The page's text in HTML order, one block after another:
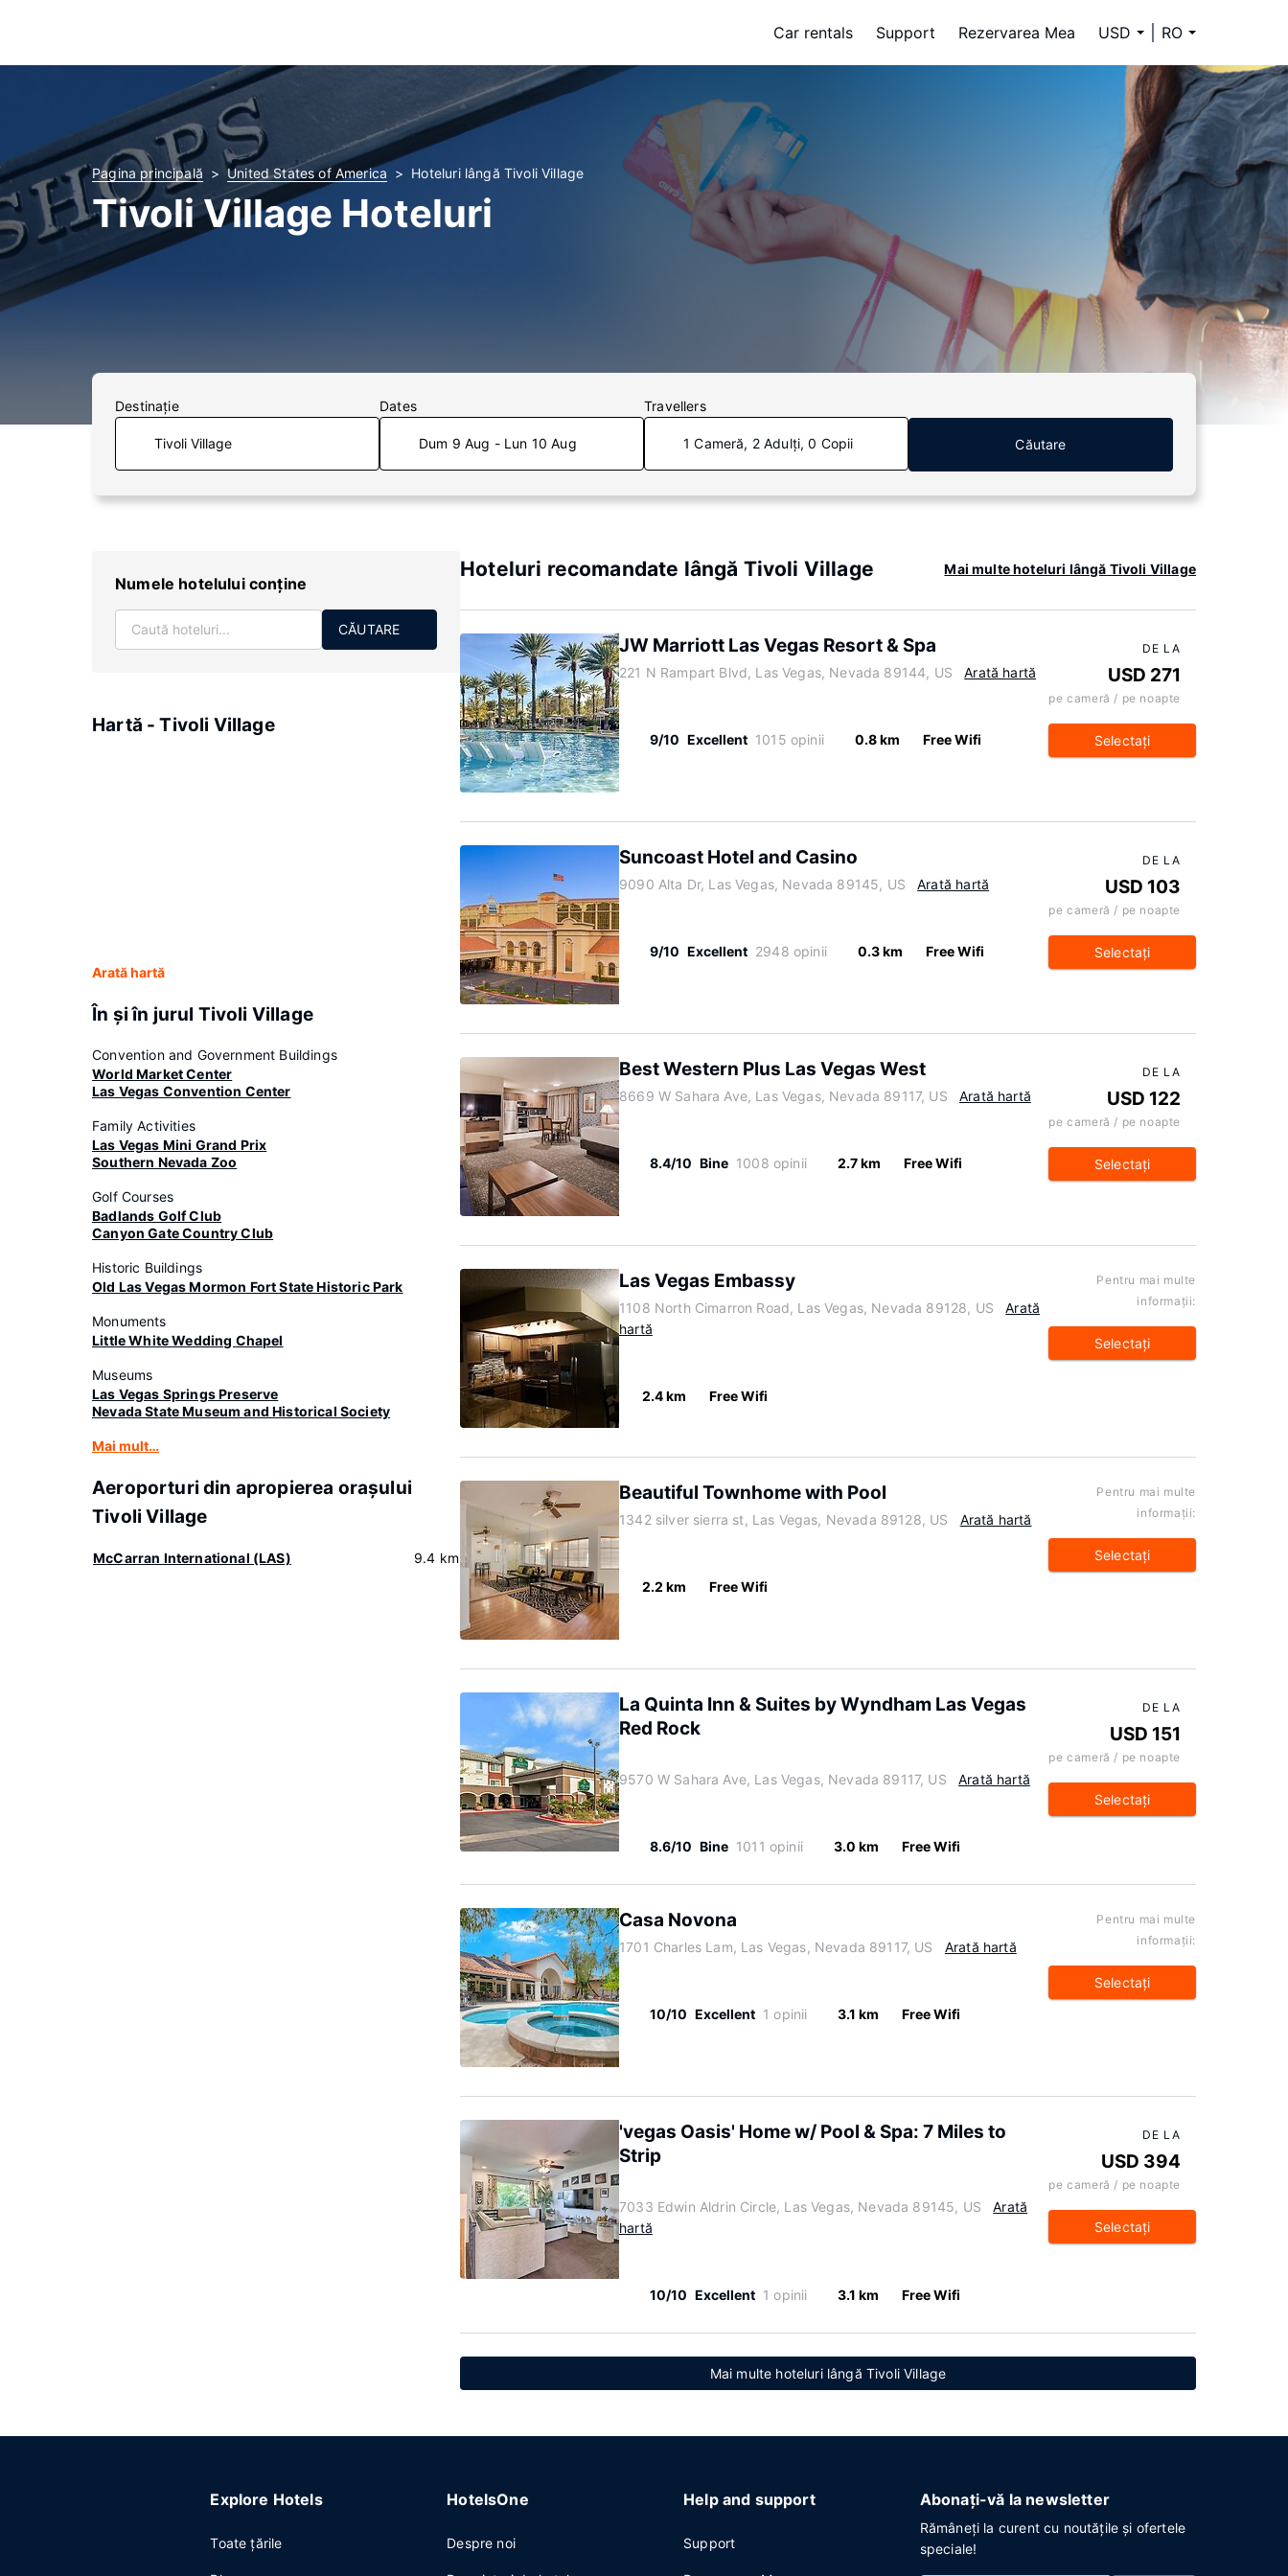
Car rentals Support Rezervarea Mea USD RO
Pagina principală United States of America Hoteluri lângă Tivoli Village
Tivoli Village Hoteluri
Destinaţie Dates
Dum 9 Aug - Lun 10 Aug
Travellers
1 Cameră, 2 Adulți, 0 Copii Căutare
Numele hotelului conţine
CĂUTARE
Hartă - Tivoli Village
Arată hartă
În şi în jurul Tivoli Village
Convention and Government Buildings
World Market Center
Las Vegas Convention Center
Family Activities
Las Vegas Mini Grand Prix
Southern Nevada Zoo
Golf Courses
Badlands Golf Club
Canyon Gate Country Club
Historic Buildings
Old Las Vegas Mormon Fort State Historic Park
Monuments
Little White Wedding Chapel
Museums
Las Vegas Springs Preserve
Nevada State Museum and Historical Society
Mai mult…
Aeroporturi din apropierea oraşului
Tivoli Village
McCarran International (LAS) 9.4 km
Hoteluri recomandate lângă Tivoli Village Mai multe hoteluri lângă Tivoli Village
JW Marriott Las Vegas Resort & Spa
221 N Rampart Blvd, Las Vegas, Nevada 89144, US Arată hartă
9/10 Excellent 1015 opinii 0.8 km Free Wifi
DE LA
USD 271
pe cameră / pe noapte
Selectaţi
Suncoast Hotel and Casino
9090 Alta Dr, Las Vegas, Nevada 89145, US Arată hartă
9/10 Excellent 2948 opinii 0.3 km Free Wifi
DE LA
USD 103
pe cameră / pe noapte
Selectaţi
Best Western Plus Las Vegas West
8669 W Sahara Ave, Las Vegas, Nevada 89117, US Arată hartă
8.4/10 Bine 1008 opinii 2.7 km Free Wifi
DE LA
USD 122
pe cameră / pe noapte
Selectaţi
Las Vegas Embassy
1108 North Cimarron Road, Las Vegas, Nevada 89128, US
Arată
hartă
2.4 km Free Wifi
Pentru mai multe
informaţii:
Selectaţi
Beautiful Townhome with Pool
1342 silver sierra st, Las Vegas, Nevada 89128, US Arată hartă
2.2 km Free Wifi
Pentru mai multe
informaţii:
Selectaţi
La Quinta Inn & Suites by Wyndham Las Vegas
Red Rock
9570 W Sahara Ave, Las Vegas, Nevada 89117, US Arată hartă
8.6/10 Bine 1011 opinii 3.0 km Free Wifi
DE LA
USD 151
pe cameră / pe noapte
Selectaţi
Casa Novona
1701 Charles Lam, Las Vegas, Nevada 89117, US Arată hartă
10/10 Excellent 1 opinii 3.1 km Free Wifi
Pentru mai multe
informaţii:
Selectaţi
'vegas Oasis' Home w/ Pool & Spa: 7 Miles to
Strip
7033 Edwin Aldrin Circle, Las Vegas, Nevada 89145, US
Arată
hartă
10/10 Excellent 1 opinii 3.1 km Free Wifi
DE LA
USD 394
pe cameră / pe noapte
Selectaţi
Mai multe hoteluri lângă Tivoli Village
Explore Hotels
Toate ţările
HotelsOne
Despre noi
Help and support
Support
Abonați-vă la newsletter
Rămâneți la curent cu noutățile și ofertele
speciale!